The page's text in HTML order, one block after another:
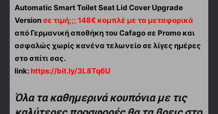
Automatic Smart Toilet Seat Lid Cover Upgrade
Version σε τιμή;;; 148€ κομπλέ με τα μεταφορικά
από Γερμανική αποθήκη του Cafago σε Promo και
ασφαλώς χωρίς κανένα τελωνείο σε λίγες ημέρες
στο σπίτι σας.
link: https://bit.ly/3L8Tq6U
Όλα τα καθημερινά κουπόνια με τις